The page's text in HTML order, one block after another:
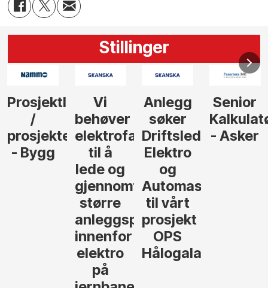
Stillinger
Anlegg
søker
Driftsleder
Elektro
Automasjon
Hålogalandsvegen
Senior
Kalkulatør
- Asker
Senior
Tilbudsleder
Anlegg
- Oslo